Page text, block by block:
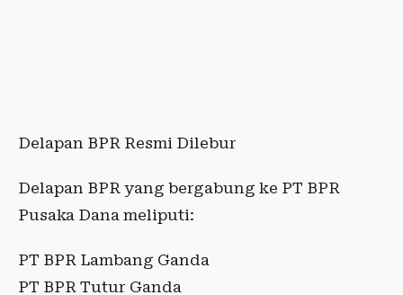
Delapan BPR Resmi Dilebur
Delapan BPR yang bergabung ke PT BPR
Pusaka Dana meliputi:
PT BPR Lambang Ganda
PT BPR Tutur Ganda